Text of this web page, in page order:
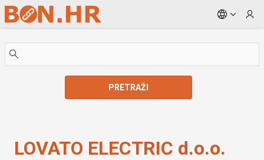
Skip to Main Content
PRETRAŽI
LOVATO ELECTRIC d.o.o.